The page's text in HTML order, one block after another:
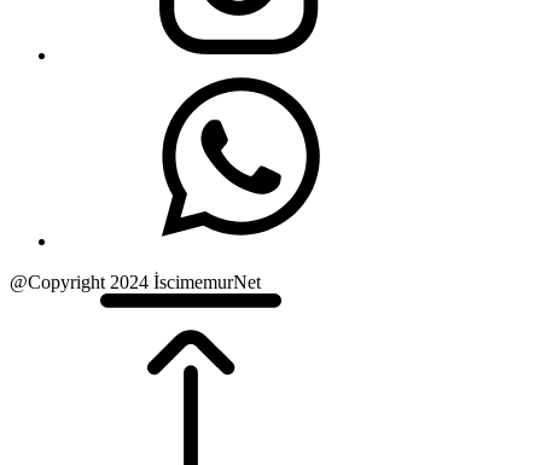
@Copyright 2024 İscimemurNet